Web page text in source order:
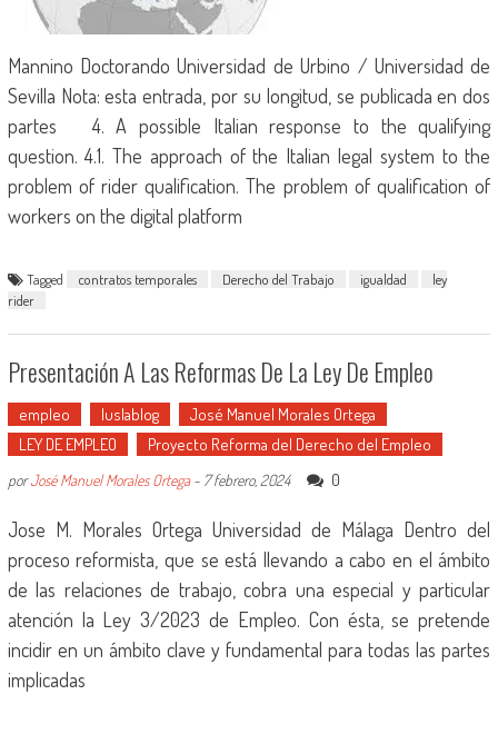
Mannino Doctorando Universidad de Urbino / Universidad de
Sevilla Nota: esta entrada, por su longitud, se publicada en dos
partes 4. A possible Italian response to the qualifying
question. 4.1. The approach of the Italian legal system to the
problem of rider qualification. The problem of qualification of
workers on the digital platform
Tagged contratos temporales Derecho del Trabajo igualdad
ley
rider
Presentación A Las Reformas De La Ley De Empleo
empleo Iuslablog
José Manuel Morales Ortega
LEY DE EMPLEO
Proyecto Reforma del Derecho del Empleo
porJosé Manuel Morales Ortega- 7 febrero, 2024 0
Jose M. Morales Ortega Universidad de Málaga Dentro del
proceso reformista, que se está llevando a cabo en el ámbito
de las relaciones de trabajo, cobra una especial y particular
atención la Ley 3/2023 de Empleo. Con ésta, se pretende
incidir en un ámbito clave y fundamental para todas las partes
implicadas